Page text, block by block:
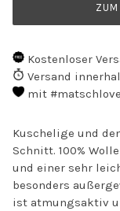
Kostenloser
Versand
mit
Kuschelige und
Schnitt. 100%
und einer sehr
besonders
ist atmungsaktiv